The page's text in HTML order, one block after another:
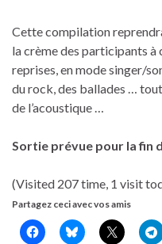
Cette compilation
la crème des participants à
reprises, en mode singer/
du rock, des ballades …
de l’acoustique …
Sortie prévue pour la fin
(Visited 207 time, 1 visit
Partagez ceci avec vos amis